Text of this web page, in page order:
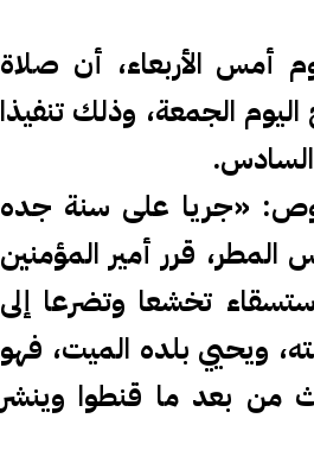
أمس الأربعاء، أن صلاة
الجمعة، وذلك تنفيذا
السادس.
«جريا على سنة جده
قرر أمير المؤمنين
تخشعا وتضرعا إلى
ويحيي بلده الميت، فهو
من بعد ما قنطوا وينشر